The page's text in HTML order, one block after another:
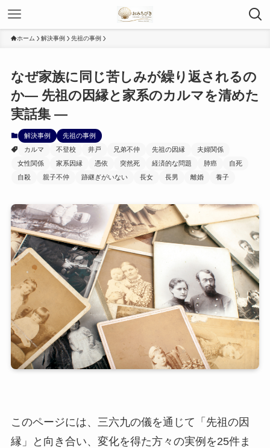
ホーム 解決事例 先祖の事例
なぜ家族に同じ苦しみが繰り返されるの
か— 先祖の因縁と家系のカルマを清めた
実話集 —
解決事例
先祖の事例
カルマ
不登校 井戸 兄弟不仲 先祖の因縁
夫婦関係
女性関係
家系因縁 憑依 突然死 経済的な問題 肺癌
自死
自殺
親子不仲 跡継ぎがいない 長女 長男 離婚 養子
このページには、三六九の儀を通じて「先祖の因
縁」と向き合い、変化を得た方々の実例を25件ま